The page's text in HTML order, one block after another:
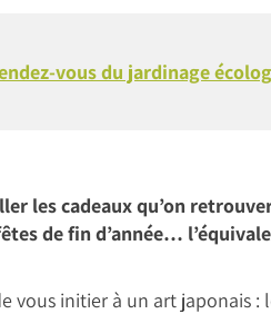
vous du jardinage
les cadeaux qu’on
de fin d’année…
vous initier à un art japonais